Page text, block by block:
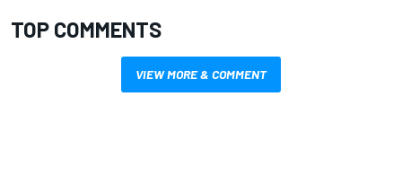
TOP COMMENTS
VIEW MORE & COMMENT